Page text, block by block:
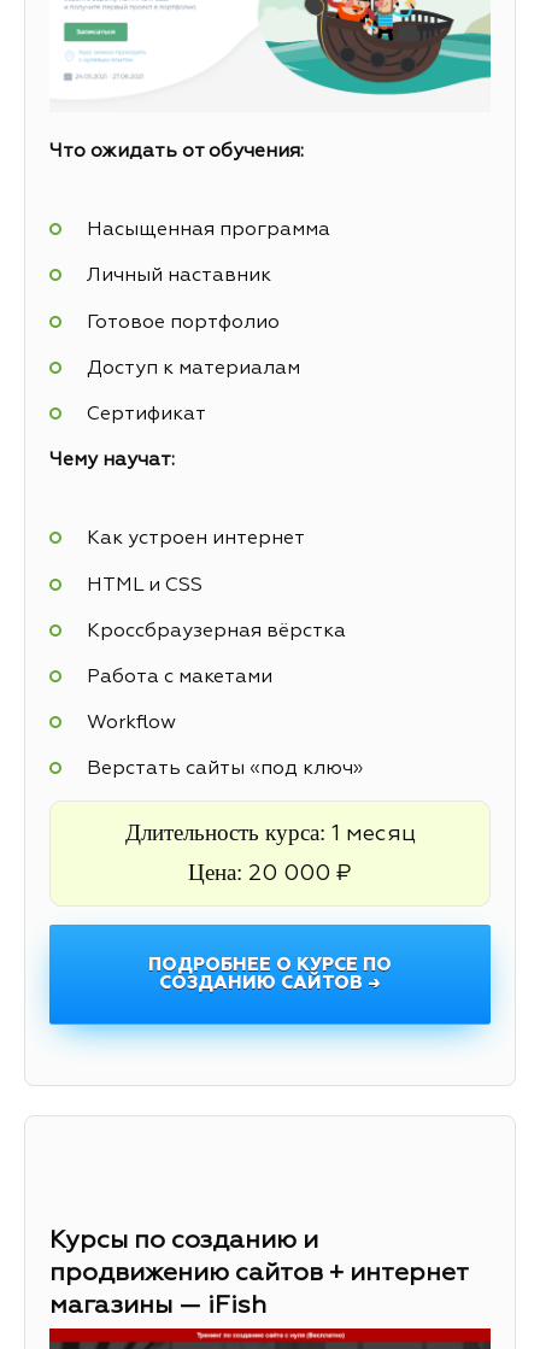
Что ожидать от обучения:
Насыщенная программа
Личный наставник
Готовое портфолио
Доступ к материалам
Сертификат
Чему научат:
Как устроен интернет
HTML и CSS
Кроссбраузерная вёрстка
Работа с макетами
Workflow
Верстать сайты «под ключ»
Длительность курса: 1 месяц
Цена: 20 000 ₽
ПОДРОБНЕЕ О КУРСЕ ПО
СОЗДАНИЮ САЙТОВ →
Курсы по созданию и
продвижению сайтов + интернет
магазины — iFish